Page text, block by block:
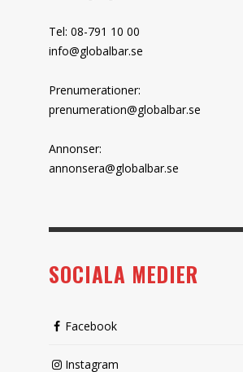
Tel: 08-791 10 00
info@globalbar.se
Prenumerationer:
prenumeration@globalbar.se
Annonser:
annonsera@globalbar.se
SOCIALA MEDIER
Facebook
Instagram